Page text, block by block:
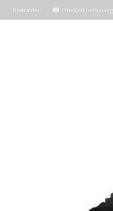
Контакты: info@edu-cisco.org